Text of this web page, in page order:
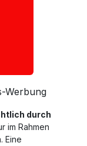
Werbung
durch
im Rahmen
Eine